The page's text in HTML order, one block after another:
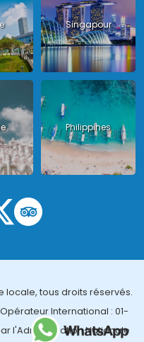
Singapour
Philippines
locale, tous droits réservés.
International : 01-
l'Administration Nationale